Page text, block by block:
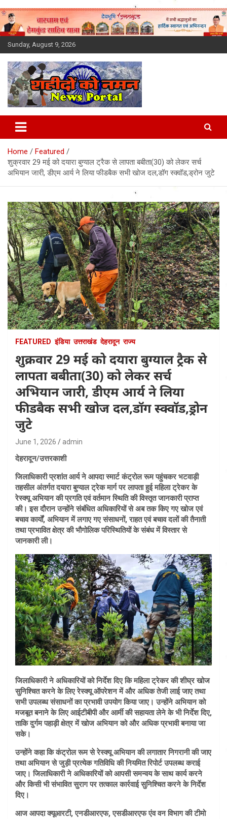
Skip
to
content
Sunday, August 9, 2026
Latest News Today, Breaking
News, Uttarakhand News in
Hindi
Home
Featured
शुक्रवार 29 मई को दयारा बुग्याल ट्रैक से लापता बबीता(30) को लेकर सर्च
अभियान जारी, डीएम आर्य ने लिया फीडबैक सभी खोज दल,डॉग स्क्वॉड,ड्रोन जुटे
FEATURED इंडिया उत्तराखंड देहरादून राज्य
शुक्रवार 29 मई को दयारा बुग्याल ट्रैक से
लापता बबीता(30) को लेकर सर्च
अभियान जारी, डीएम आर्य ने लिया
फीडबैक सभी खोज दल,डॉग स्क्वॉड,ड्रोन
जुटे
June 1, 2026 admin
देहरादून/उत्तरकाशी
जिलाधिकारी प्रशांत आर्य ने आपदा स्मार्ट कंट्रोल रूम पहुंचकर भटवाड़ी
तहसील अंतर्गत दयारा बुग्याल ट्रेक मार्ग पर लापता हुई महिला ट्रेकर के
रेस्क्यू अभियान की प्रगति एवं वर्तमान स्थिति की विस्तृत जानकारी प्राप्त
की। इस दौरान उन्होंने संबंधित अधिकारियों से अब तक किए गए खोज एवं
बचाव कार्यों, अभियान में लगाए गए संसाधनों, राहत एवं बचाव दलों की तैनाती
तथा प्रभावित क्षेत्र की भौगोलिक परिस्थितियों के संबंध में विस्तार से
जानकारी ली।
जिलाधिकारी ने अधिकारियों को निर्देश दिए कि महिला ट्रेकर की शीघ्र खोज
सुनिश्चित करने के लिए रेस्क्यू ऑपरेशन में और अधिक तेजी लाई जाए तथा
सभी उपलब्ध संसाधनों का प्रभावी उपयोग किया जाए। उन्होंने अभियान को
मजबूत बनाने के लिए आईटीबीपी और आर्मी की सहायता लेने के भी निर्देश दिए,
ताकि दुर्गम पहाड़ी क्षेत्र में खोज अभियान को और अधिक प्रभावी बनाया जा
सके।
उन्होंने कहा कि कंट्रोल रूम से रेस्क्यू अभियान की लगातार निगरानी की जाए
तथा अभियान से जुड़ी प्रत्येक गतिविधि की नियमित रिपोर्ट उपलब्ध कराई
जाए। जिलाधिकारी ने अधिकारियों को आपसी समन्वय के साथ कार्य करने
और किसी भी संभावित सुराग पर तत्काल कार्रवाई सुनिश्चित करने के निर्देश
दिए।
आज आपदा क्यूआरटी, एनडीआरएफ, एसडीआरएफ एंव वन विभाग की टीमो